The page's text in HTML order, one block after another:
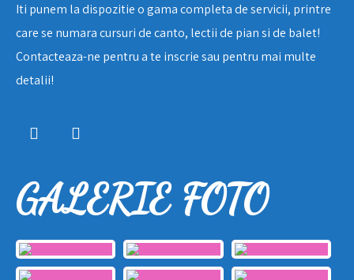
Iti punem la dispozitie o gama completa de servicii, printre
care se numara cursuri de canto, lectii de pian si de balet!
Contacteaza-ne pentru a te inscrie sau pentru mai multe
detalii!
GALERIE FOTO